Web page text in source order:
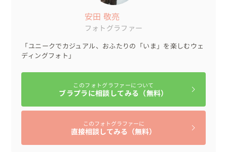
安田 敬亮
フォトグラファー
「ユニークでカジュアル、おふたりの「いま」を楽しむウェ
ディングフォト」
このフォトグラファーについて
ブラプラに相談してみる（無料）
このフォトグラファーに
直接相談してみる（無料）